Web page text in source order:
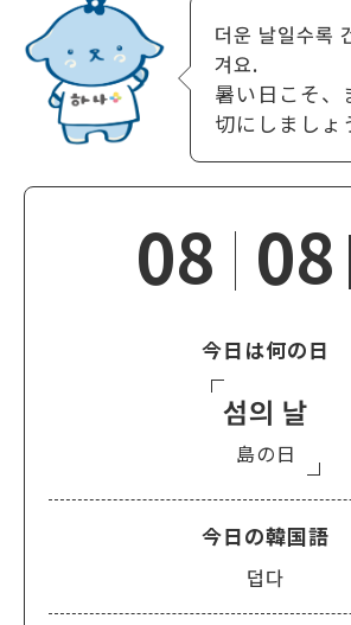
더운 날일수록
겨요.
暑い日こそ、
切にしましょ
08 08
今日は何の日
섬의 날
島の日
今日の韓国語
덥다